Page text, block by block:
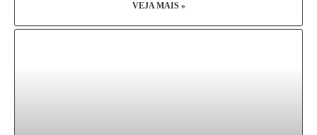
VEJA MAIS »